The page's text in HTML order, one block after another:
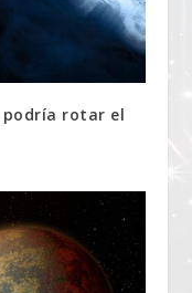
podría rotar el